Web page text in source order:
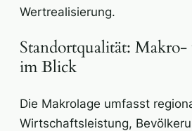
Wertrealisierung.
Standortqualität:
im Blick
Die Makrolage umfasst
Wirtschaftsleistung,